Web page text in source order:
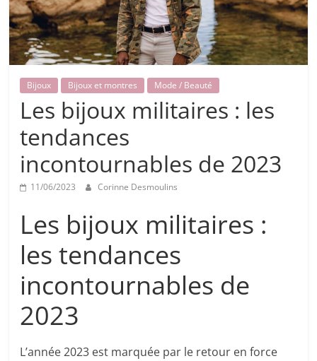
Bijoux Bijoux et montres Mode / Beauté
Les bijoux militaires : les
tendances
incontournables de 2023
11/06/2023 Corinne Desmoulins
Les bijoux militaires :
les tendances
incontournables de
2023
L’année 2023 est marquée par le retour en force